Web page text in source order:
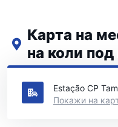
Карта на
на коли
Вижте нашите основни
Estação CP
Покажи на